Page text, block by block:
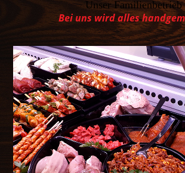
Unser Familienbetrieb
Bei uns wird alles